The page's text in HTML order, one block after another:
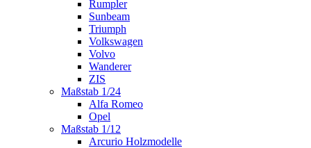
Rumpler
Sunbeam
Triumph
Volkswagen
Volvo
Wanderer
ZIS
Maßstab 1/24
Alfa Romeo
Opel
Maßstab 1/12
Arcurio Holzmodelle